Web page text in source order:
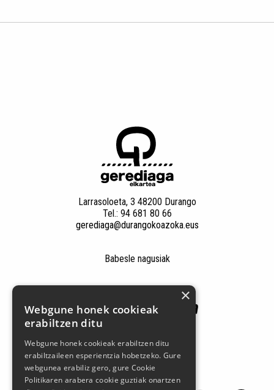
Larrasoloeta, 3 48200 Durango
Tel.: 94 681 80 66
gerediaga@durangokoazoka.eus
Babesle nagusiak
Jarrai gaitzazu sare sozialetan
×
Webgune honek cookieak
erabiltzen ditu
Webgune honek cookieak erabiltzen ditu
erabiltzaileen esperientzia hobetzeko. Gure
webgunea erabiliz gero, gure Cookie
Politikaren arabera cookie guztiak onartzen